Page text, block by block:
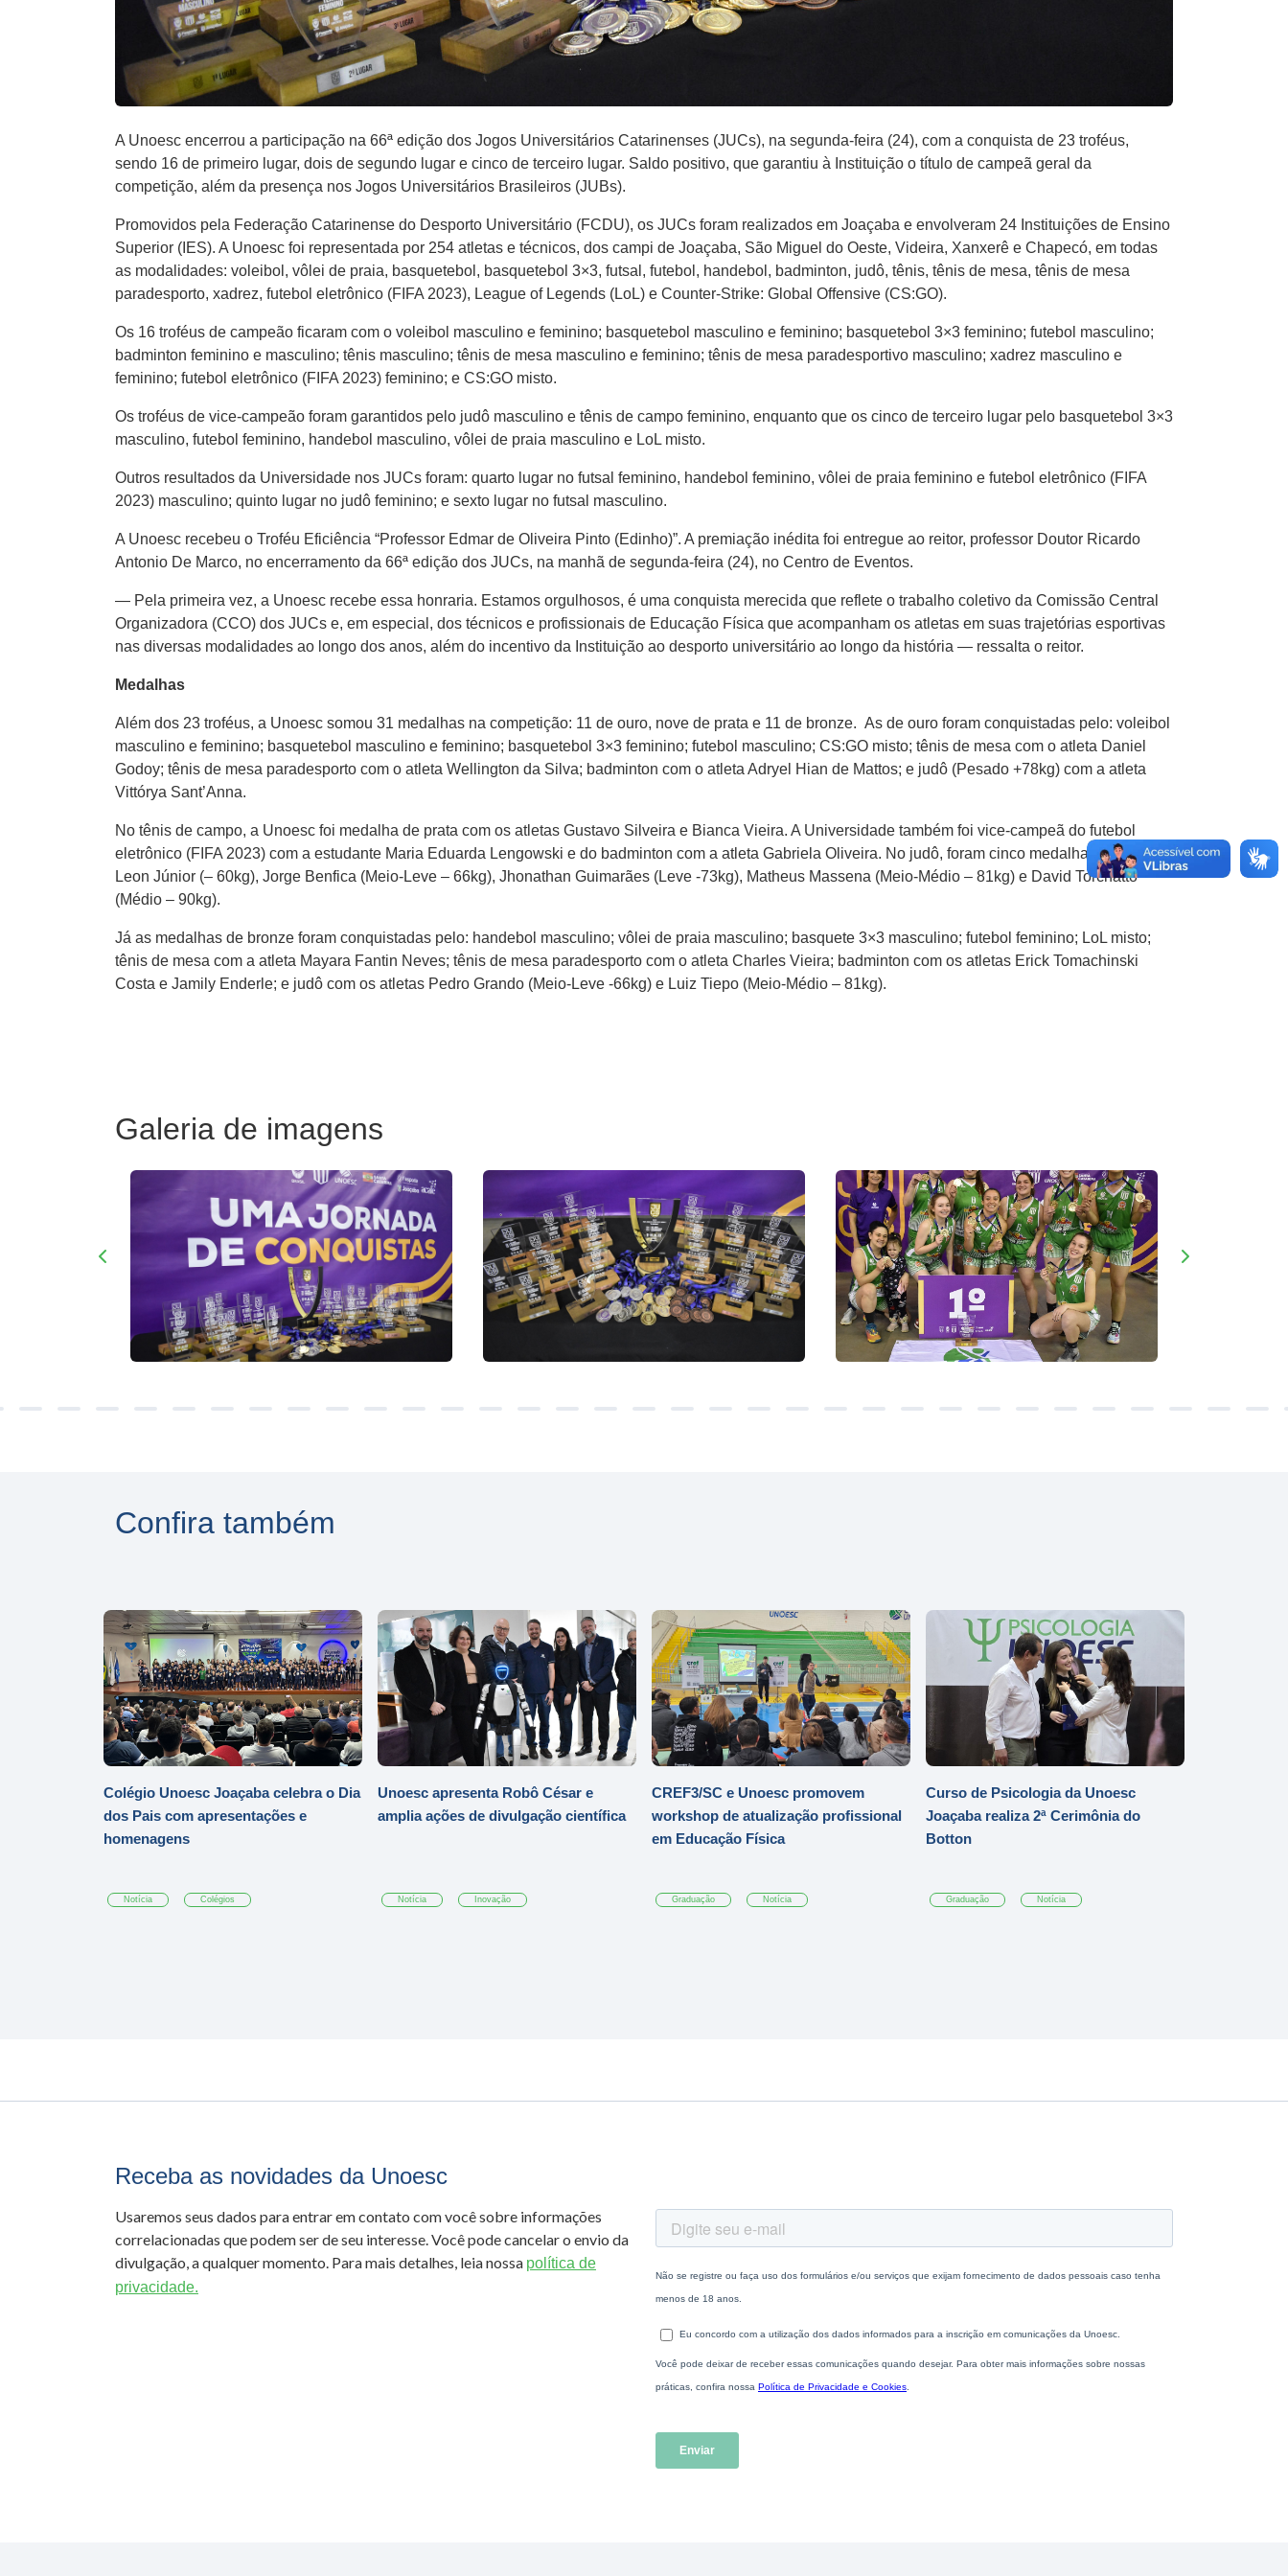
A Unoesc encerrou a participação na 66ª edição dos Jogos Universitários Catarinenses (JUCs), na segunda-feira (24), com a conquista de 23 troféus,
sendo 16 de primeiro lugar, dois de segundo lugar e cinco de terceiro lugar. Saldo positivo, que garantiu à Instituição o título de campeã geral da
competição, além da presença nos Jogos Universitários Brasileiros (JUBs).
Promovidos pela Federação Catarinense do Desporto Universitário (FCDU), os JUCs foram realizados em Joaçaba e envolveram 24 Instituições de Ensino
Superior (IES). A Unoesc foi representada por 254 atletas e técnicos, dos campi de Joaçaba, São Miguel do Oeste, Videira, Xanxerê e Chapecó, em todas
as modalidades: voleibol, vôlei de praia, basquetebol, basquetebol 3×3, futsal, futebol, handebol, badminton, judô, tênis, tênis de mesa, tênis de mesa
paradesporto, xadrez, futebol eletrônico (FIFA 2023), League of Legends (LoL) e Counter-Strike: Global Offensive (CS:GO).
Os 16 troféus de campeão ficaram com o voleibol masculino e feminino; basquetebol masculino e feminino; basquetebol 3×3 feminino; futebol masculino;
badminton feminino e masculino; tênis masculino; tênis de mesa masculino e feminino; tênis de mesa paradesportivo masculino; xadrez masculino e
feminino; futebol eletrônico (FIFA 2023) feminino; e CS:GO misto.
Os troféus de vice-campeão foram garantidos pelo judô masculino e tênis de campo feminino, enquanto que os cinco de terceiro lugar pelo basquetebol 3×3
masculino, futebol feminino, handebol masculino, vôlei de praia masculino e LoL misto.
Outros resultados da Universidade nos JUCs foram: quarto lugar no futsal feminino, handebol feminino, vôlei de praia feminino e futebol eletrônico (FIFA
2023) masculino; quinto lugar no judô feminino; e sexto lugar no futsal masculino.
A Unoesc recebeu o Troféu Eficiência “Professor Edmar de Oliveira Pinto (Edinho)”. A premiação inédita foi entregue ao reitor, professor Doutor Ricardo
Antonio De Marco, no encerramento da 66ª edição dos JUCs, na manhã de segunda-feira (24), no Centro de Eventos.
— Pela primeira vez, a Unoesc recebe essa honraria. Estamos orgulhosos, é uma conquista merecida que reflete o trabalho coletivo da Comissão Central
Organizadora (CCO) dos JUCs e, em especial, dos técnicos e profissionais de Educação Física que acompanham os atletas em suas trajetórias esportivas
nas diversas modalidades ao longo dos anos, além do incentivo da Instituição ao desporto universitário ao longo da história — ressalta o reitor.
Medalhas
Além dos 23 troféus, a Unoesc somou 31 medalhas na competição: 11 de ouro, nove de prata e 11 de bronze. As de ouro foram conquistadas pelo: voleibol
masculino e feminino; basquetebol masculino e feminino; basquetebol 3×3 feminino; futebol masculino; CS:GO misto; tênis de mesa com o atleta Daniel
Godoy; tênis de mesa paradesporto com o atleta Wellington da Silva; badminton com o atleta Adryel Hian de Mattos; e judô (Pesado +78kg) com a atleta
Vittórya Sant’Anna.
No tênis de campo, a Unoesc foi medalha de prata com os atletas Gustavo Silveira e Bianca Vieira. A Universidade também foi vice-campeã do futebol
eletrônico (FIFA 2023) com a estudante Maria Eduarda Lengowski e do badminton com a atleta Gabriela Oliveira. No judô, foram cinco medalhas de prata:
Leon Júnior (– 60kg), Jorge Benfica (Meio-Leve – 66kg), Jhonathan Guimarães (Leve -73kg), Matheus Massena (Meio-Médio – 81kg) e David Torchatto
(Médio – 90kg).
Já as medalhas de bronze foram conquistadas pelo: handebol masculino; vôlei de praia masculino; basquete 3×3 masculino; futebol feminino; LoL misto;
tênis de mesa com a atleta Mayara Fantin Neves; tênis de mesa paradesporto com o atleta Charles Vieira; badminton com os atletas Erick Tomachinski
Costa e Jamily Enderle; e judô com os atletas Pedro Grando (Meio-Leve -66kg) e Luiz Tiepo (Meio-Médio – 81kg).
Galeria de imagens
Confira também
Colégio Unoesc Joaçaba celebra o Dia
dos Pais com apresentações e
homenagens
Notícia Colégios
Unoesc apresenta Robô César e
amplia ações de divulgação científica
Notícia Inovação
CREF3/SC e Unoesc promovem
workshop de atualização profissional
em Educação Física
Graduação Notícia
Curso de Psicologia da Unoesc
Joaçaba realiza 2ª Cerimônia do
Botton
Graduação Notícia
Receba as novidades da Unoesc
Usaremos seus dados para entrar em contato com você sobre informações
correlacionadas que podem ser de seu interesse. Você pode cancelar o envio da
divulgação, a qualquer momento. Para mais detalhes, leia nossa política de
privacidade.